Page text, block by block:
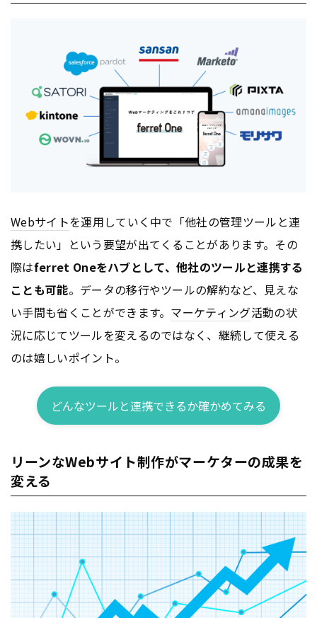
Webサイトを運用していく中で「他社の管理ツールと連
携したい」という要望が出てくることがあります。その
際はferret Oneをハブとして、他社のツールと連携する
ことも可能。データの移行やツールの解約など、見えな
い手間も省くことができます。 マーケティング活動の状
況に応じてツールを変えるのではなく、継続して使える
のは嬉しいポイント。
どんなツールと連携できるか確かめてみる
リーンなWebサイト制作がマーケターの成果を
変える